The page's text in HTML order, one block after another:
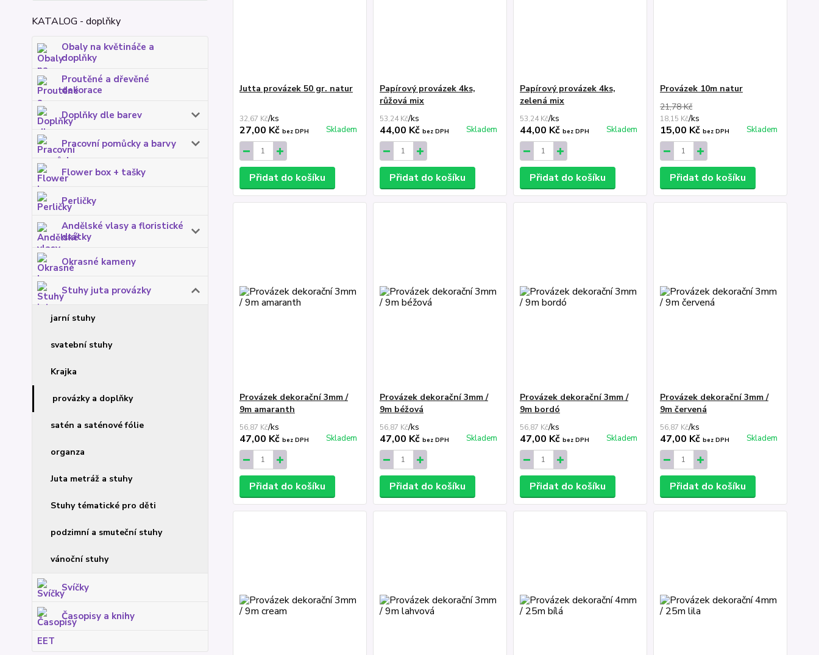
KATALOG - doplňky
Obaly na květináče a
doplňky
Proutěné a dřevěné
dekorace
Doplňky dle barev
Pracovní pomůcky a barvy
Flower box + tašky
Perličky
Andělské vlasy a floristické
drátky
Okrasné kameny
Stuhy juta provázky
jarní stuhy
svatební stuhy
Krajka
provázky a doplňky
satén a saténové fólie
organza
Juta metráž a stuhy
Stuhy tématické pro děti
podzimní a smuteční stuhy
vánoční stuhy
Svíčky
Časopisy a knihy
EET
Jutta provázek 50 gr. natur
32,67 Kč/ks
27,00 Kč bez DPH Skladem
Přidat do košíku
Papírový provázek 4ks,
růžová mix
53,24 Kč/ks
44,00 Kč bez DPH Skladem
Přidat do košíku
Papírový provázek 4ks,
zelená mix
53,24 Kč/ks
44,00 Kč bez DPH Skladem
Přidat do košíku
Provázek 10m natur
21,78 Kč
18,15 Kč/ks
15,00 Kč bez DPH Skladem
Přidat do košíku
Provázek dekorační 3mm /
9m amaranth
56,87 Kč/ks
47,00 Kč bez DPH Skladem
Přidat do košíku
Provázek dekorační 3mm /
9m béžová
56,87 Kč/ks
47,00 Kč bez DPH Skladem
Přidat do košíku
Provázek dekorační 3mm /
9m bordó
56,87 Kč/ks
47,00 Kč bez DPH Skladem
Přidat do košíku
Provázek dekorační 3mm /
9m červená
56,87 Kč/ks
47,00 Kč bez DPH Skladem
Přidat do košíku